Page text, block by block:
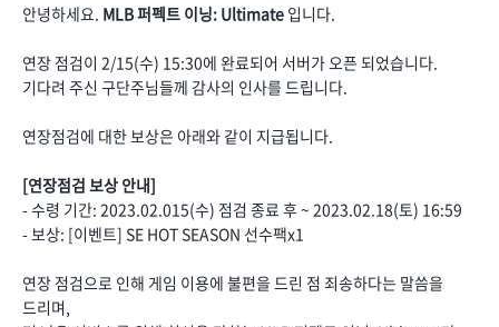
안녕하세요. MLB 퍼펙트 이닝: Ultimate 입니다.
연장 점검이 2/15(수) 15:30에 완료되어 서버가 오픈 되었습니다.
기다려 주신 구단주님들께 감사의 인사를 드립니다.
연장점검에 대한 보상은 아래와 같이 지급됩니다.
[연장점검 보상 안내]
- 수령 기간: 2023.02.015(수) 점검 종료 후 ~ 2023.02.18(토) 16:59
- 보상: [이벤트] SE HOT SEASON 선수팩x1
연장 점검으로 인해 게임 이용에 불편을 드린 점 죄송하다는 말씀을
드리며,